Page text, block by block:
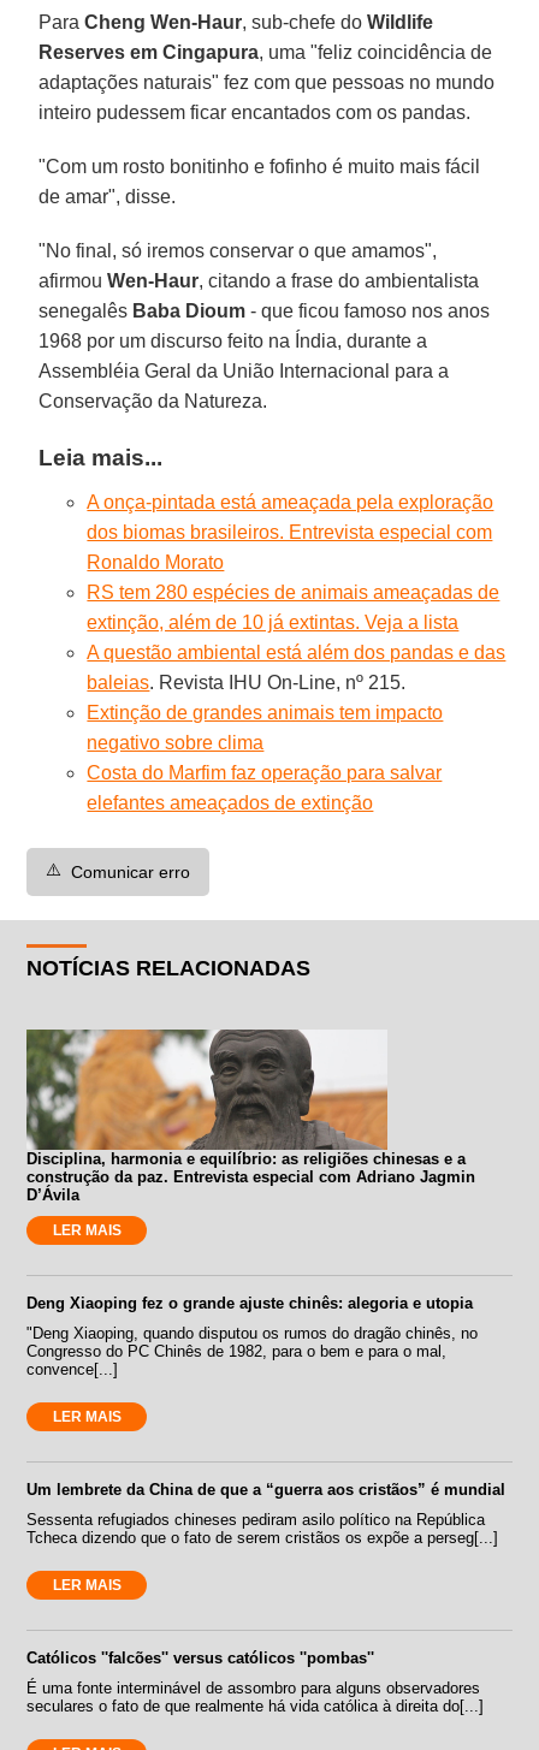
ParaCheng Wen-Haur, sub-chefe doWildlife
Reserves em Cingapura, uma "feliz coincidência de
adaptações naturais" fez com que pessoas no mundo
inteiro pudessem ficar encantados com os pandas.
"Com um rosto bonitinho e fofinho é muito mais fácil
de amar", disse.
"No final, só iremos conservar o que amamos",
afirmouWen-Haur, citando a frase do ambientalista
senegalês Baba Dioum - que ficou famoso nos anos
1968 por um discurso feito na Índia, durante a
Assembléia Geral da União Internacional para a
Conservação da Natureza.
Leia mais...
A onça-pintada está ameaçada pela exploração
dos biomas brasileiros. Entrevista especial com
Ronaldo Morato
RS tem 280 espécies de animais ameaçadas de
extinção, além de 10 já extintas. Veja a lista
A questão ambiental está além dos pandas e das
baleias. Revista IHU On-Line, nº 215.
Extinção de grandes animais tem impacto
negativo sobre clima
Costa do Marfim faz operação para salvar
elefantes ameaçados de extinção
⚠️ Comunicar erro
NOTÍCIAS RELACIONADAS
Disciplina, harmonia e equilíbrio: as religiões chinesas e a
construção da paz. Entrevista especial com Adriano Jagmin
D’Ávila
LER MAIS
Deng Xiaoping fez o grande ajuste chinês: alegoria e utopia
"Deng Xiaoping, quando disputou os rumos do dragão chinês, no
Congresso do PC Chinês de 1982, para o bem e para o mal,
convence[...]
LER MAIS
Um lembrete da China de que a “guerra aos cristãos” é mundial
Sessenta refugiados chineses pediram asilo político na República
Tcheca dizendo que o fato de serem cristãos os expõe a perseg[...]
LER MAIS
Católicos ''falcões'' versus católicos ''pombas''
É uma fonte interminável de assombro para alguns observadores
seculares o fato de que realmente há vida católica à direita do[...]